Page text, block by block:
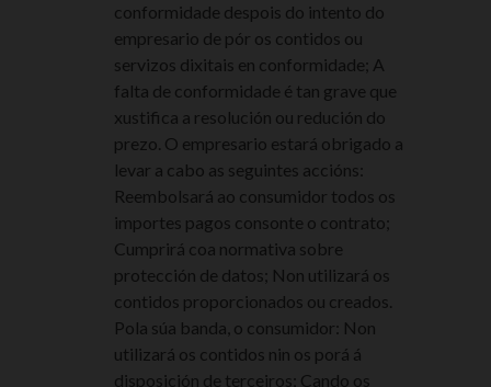
conformidade despois do intento do
empresario de pór os contidos ou
servizos dixitais en conformidade; A
falta de conformidade é tan grave que
xustifica a resolución ou redución do
prezo. O empresario estará obrigado a
levar a cabo as seguintes accións:
Reembolsará ao consumidor todos os
importes pagos consonte o contrato;
Cumprirá coa normativa sobre
protección de datos; Non utilizará os
contidos proporcionados ou creados.
Pola súa banda, o consumidor: Non
utilizará os contidos nin os porá á
disposición de terceiros; Cando os